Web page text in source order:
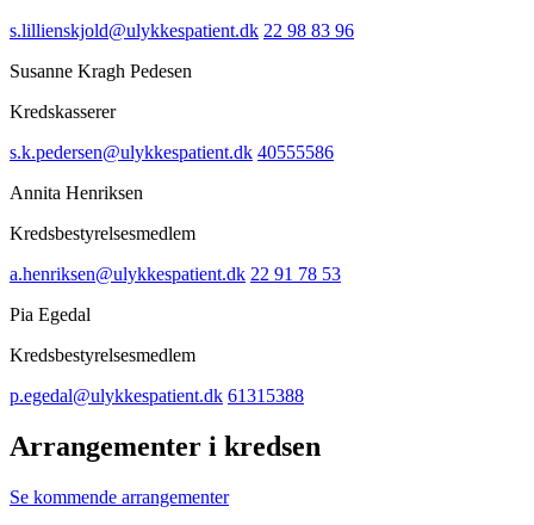
s.lillienskjold@ulykkespatient.dk 22 98 83 96
Susanne Kragh Pedesen
Kredskasserer
s.k.pedersen@ulykkespatient.dk 40555586
Annita Henriksen
Kredsbestyrelsesmedlem
a.henriksen@ulykkespatient.dk 22 91 78 53
Pia Egedal
Kredsbestyrelsesmedlem
p.egedal@ulykkespatient.dk 61315388
Arrangementer i kredsen
Se kommende arrangementer